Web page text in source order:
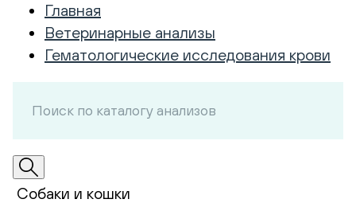
Главная
Ветеринарные анализы
Гематологические исследования крови
Собаки и кошки